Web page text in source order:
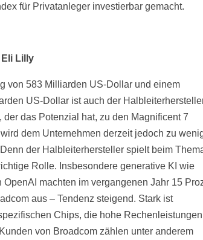
für Privatanleger investierbar gemacht.
Lilly
von 583 Milliarden US-Dollar und einem
US-Dollar ist auch der
der das Potenzial hat, zu den Magnificent 7
dem Unternehmen derzeit jedoch zu
der Halbleiterhersteller spielt beim
Rolle. Insbesondere generative KI wie
machten im vergangenen Jahr 15
aus – Tendenz steigend. Stark ist
Chips, die hohe Rechenleistungen
von Broadcom zählen unter anderem